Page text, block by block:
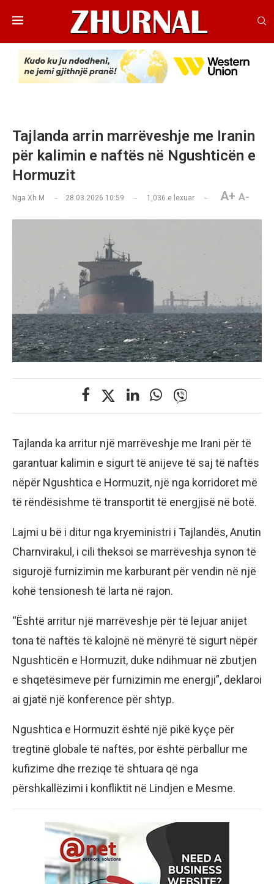
Tajlanda arrin marrëveshje me Iranin
për kalimin e naftës në Ngushticën e
Hormuzit
Nga Xh M 28.03.2026 10:59 1,036 e lexuar A+ A-
Tajlanda ka arritur një marrëveshje me Irani për të
garantuar kalimin e sigurt të anijeve të saj të naftës
nëpër Ngushtica e Hormuzit, një nga korridoret më
të rëndësishme të transportit të energjisë në botë.
Lajmi u bë i ditur nga kryeministri i Tajlandës, Anutin
Charnvirakul, i cili theksoi se marrëveshja synon të
sigurojë furnizimin me karburant për vendin në një
kohë tensionesh të larta në rajon.
“Është arritur një marrëveshje për të lejuar anijet
tona të naftës të kalojnë në mënyrë të sigurt nëpër
Ngushticën e Hormuzit, duke ndihmuar në zbutjen
e shqetësimeve për furnizimin me energji”, deklaroi
ai gjatë një konference për shtyp.
Ngushtica e Hormuzit është një pikë kyçe për
tregtinë globale të naftës, por është përballur me
kufizime dhe rreziqe të shtuara që nga
përshkallëzimi i konfliktit në Lindjen e Mesme.